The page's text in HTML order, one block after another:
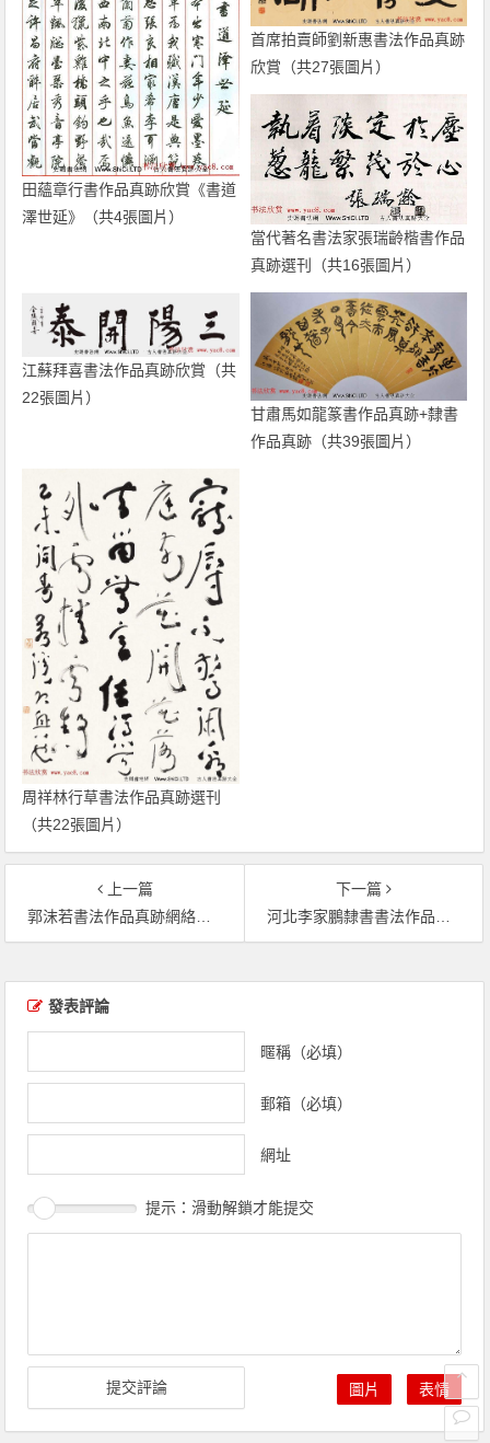
田蘊章行書作品真跡欣賞《書道
澤世延》（共4張圖片）
首席拍賣師劉新惠書法作品真跡
欣賞（共27張圖片）
當代著名書法家張瑞齡楷書作品
真跡選刊（共16張圖片）
江蘇拜喜書法作品真跡欣賞（共
22張圖片）
甘肅馬如龍篆書作品真跡+隸書
作品真跡（共39張圖片）
周祥林行草書法作品真跡選刊
（共22張圖片）
上一篇
郭沫若書法作品真跡網絡大展（共61張圖片）
下一篇
河北李家鵬隸書書法作品真跡欣賞（共31張圖片）
發表評論
暱稱（必填）
郵箱（必填）
網址
提示：滑動解鎖才能提交
圖片 表情